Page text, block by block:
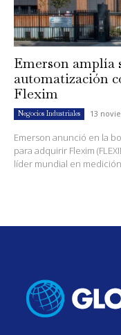
Emerson amplía
automatización
Flexim
Negocios Industriales 13
Emerson anunció en la
para adquirir Flexim
líder mundial en